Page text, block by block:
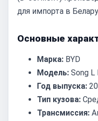
для импорта в
Основные
Марка: BYD
Модель: Song L
Год выпуска:
Тип кузова:
Трансмиссия: